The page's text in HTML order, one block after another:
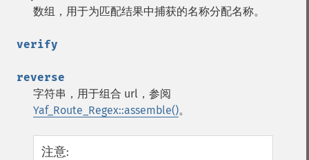
数组，用于为匹配结果中捕获的名称分配名称。
verify
reverse
字符串，用于组合 url，参阅
Yaf_Route_Regex::assemble()。
注意: